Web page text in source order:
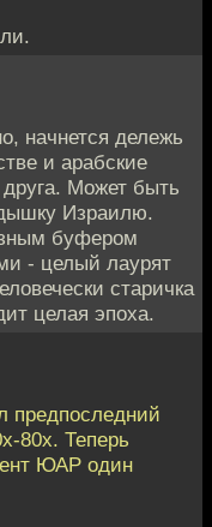
начнется дележь
и арабские
друга. Может быть
Израилю.
буфером
- целый лаурят
старичка
целая эпоха.
предпоследний
80х. Теперь
ЮАР один